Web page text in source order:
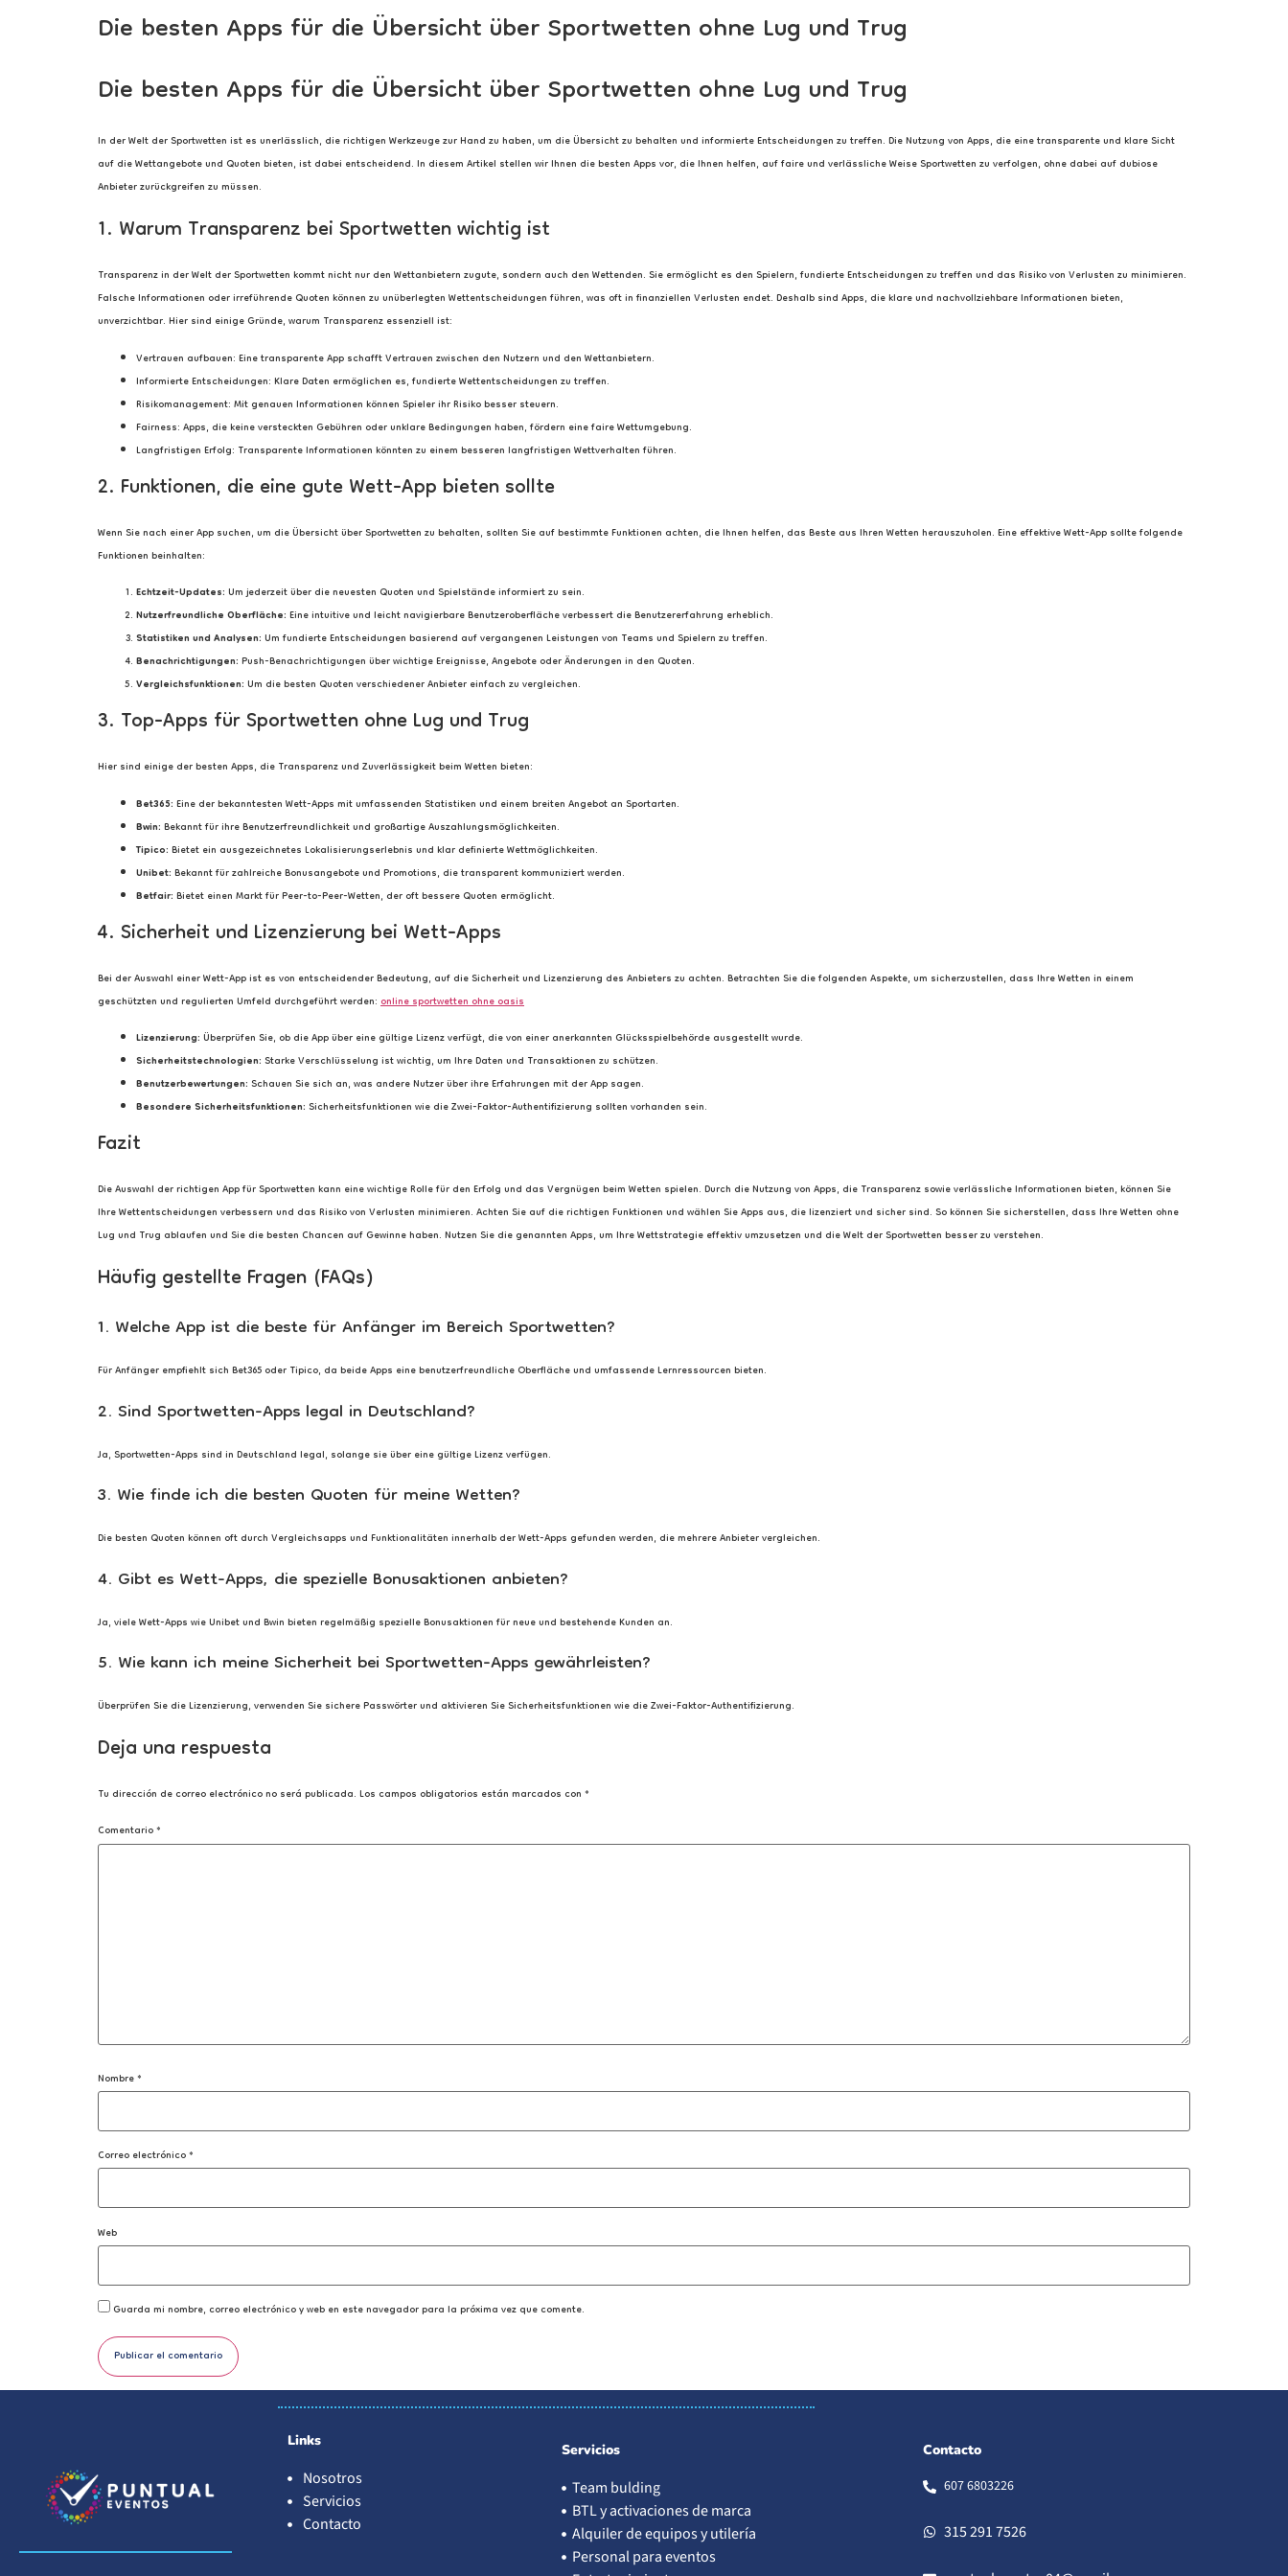
Die besten Apps für die Übersicht über Sportwetten ohne Lug und Trug
Die besten Apps für die Übersicht über Sportwetten ohne Lug und Trug
In der Welt der Sportwetten ist es unerlässlich, die richtigen Werkzeuge zur Hand zu haben, um die Übersicht zu behalten und informierte Entscheidungen zu treffen. Die Nutzung von Apps, die eine transparente und klare Sicht
auf die Wettangebote und Quoten bieten, ist dabei entscheidend. In diesem Artikel stellen wir Ihnen die besten Apps vor, die Ihnen helfen, auf faire und verlässliche Weise Sportwetten zu verfolgen, ohne dabei auf dubiose
Anbieter zurückgreifen zu müssen.
1. Warum Transparenz bei Sportwetten wichtig ist
Transparenz in der Welt der Sportwetten kommt nicht nur den Wettanbietern zugute, sondern auch den Wettenden. Sie ermöglicht es den Spielern, fundierte Entscheidungen zu treffen und das Risiko von Verlusten zu minimieren.
Falsche Informationen oder irreführende Quoten können zu unüberlegten Wettentscheidungen führen, was oft in finanziellen Verlusten endet. Deshalb sind Apps, die klare und nachvollziehbare Informationen bieten,
unverzichtbar. Hier sind einige Gründe, warum Transparenz essenziell ist:
Vertrauen aufbauen: Eine transparente App schafft Vertrauen zwischen den Nutzern und den Wettanbietern.
Informierte Entscheidungen: Klare Daten ermöglichen es, fundierte Wettentscheidungen zu treffen.
Risikomanagement: Mit genauen Informationen können Spieler ihr Risiko besser steuern.
Fairness: Apps, die keine versteckten Gebühren oder unklare Bedingungen haben, fördern eine faire Wettumgebung.
Langfristigen Erfolg: Transparente Informationen könnten zu einem besseren langfristigen Wettverhalten führen.
2. Funktionen, die eine gute Wett-App bieten sollte
Wenn Sie nach einer App suchen, um die Übersicht über Sportwetten zu behalten, sollten Sie auf bestimmte Funktionen achten, die Ihnen helfen, das Beste aus Ihren Wetten herauszuholen. Eine effektive Wett-App sollte folgende
Funktionen beinhalten:
Echtzeit-Updates:Um jederzeit über die neuesten Quoten und Spielstände informiert zu sein.
Nutzerfreundliche Oberfläche:Eine intuitive und leicht navigierbare Benutzeroberfläche verbessert die Benutzererfahrung erheblich.
Statistiken und Analysen:Um fundierte Entscheidungen basierend auf vergangenen Leistungen von Teams und Spielern zu treffen.
Benachrichtigungen:Push-Benachrichtigungen über wichtige Ereignisse, Angebote oder Änderungen in den Quoten.
Vergleichsfunktionen:Um die besten Quoten verschiedener Anbieter einfach zu vergleichen.
3. Top-Apps für Sportwetten ohne Lug und Trug
Hier sind einige der besten Apps, die Transparenz und Zuverlässigkeit beim Wetten bieten:
Bet365:Eine der bekanntesten Wett-Apps mit umfassenden Statistiken und einem breiten Angebot an Sportarten.
Bwin:Bekannt für ihre Benutzerfreundlichkeit und großartige Auszahlungsmöglichkeiten.
Tipico:Bietet ein ausgezeichnetes Lokalisierungserlebnis und klar definierte Wettmöglichkeiten.
Unibet:Bekannt für zahlreiche Bonusangebote und Promotions, die transparent kommuniziert werden.
Betfair:Bietet einen Markt für Peer-to-Peer-Wetten, der oft bessere Quoten ermöglicht.
4. Sicherheit und Lizenzierung bei Wett-Apps
Bei der Auswahl einer Wett-App ist es von entscheidender Bedeutung, auf die Sicherheit und Lizenzierung des Anbieters zu achten. Betrachten Sie die folgenden Aspekte, um sicherzustellen, dass Ihre Wetten in einem
geschützten und regulierten Umfeld durchgeführt werden:online sportwetten ohne oasis
Lizenzierung:Überprüfen Sie, ob die App über eine gültige Lizenz verfügt, die von einer anerkannten Glücksspielbehörde ausgestellt wurde.
Sicherheitstechnologien:Starke Verschlüsselung ist wichtig, um Ihre Daten und Transaktionen zu schützen.
Benutzerbewertungen:Schauen Sie sich an, was andere Nutzer über ihre Erfahrungen mit der App sagen.
Besondere Sicherheitsfunktionen:Sicherheitsfunktionen wie die Zwei-Faktor-Authentifizierung sollten vorhanden sein.
Fazit
Die Auswahl der richtigen App für Sportwetten kann eine wichtige Rolle für den Erfolg und das Vergnügen beim Wetten spielen. Durch die Nutzung von Apps, die Transparenz sowie verlässliche Informationen bieten, können Sie
Ihre Wettentscheidungen verbessern und das Risiko von Verlusten minimieren. Achten Sie auf die richtigen Funktionen und wählen Sie Apps aus, die lizenziert und sicher sind. So können Sie sicherstellen, dass Ihre Wetten ohne
Lug und Trug ablaufen und Sie die besten Chancen auf Gewinne haben. Nutzen Sie die genannten Apps, um Ihre Wettstrategie effektiv umzusetzen und die Welt der Sportwetten besser zu verstehen.
Häufig gestellte Fragen (FAQs)
1. Welche App ist die beste für Anfänger im Bereich Sportwetten?
Für Anfänger empfiehlt sich Bet365 oder Tipico, da beide Apps eine benutzerfreundliche Oberfläche und umfassende Lernressourcen bieten.
2. Sind Sportwetten-Apps legal in Deutschland?
Ja, Sportwetten-Apps sind in Deutschland legal, solange sie über eine gültige Lizenz verfügen.
3. Wie finde ich die besten Quoten für meine Wetten?
Die besten Quoten können oft durch Vergleichsapps und Funktionalitäten innerhalb der Wett-Apps gefunden werden, die mehrere Anbieter vergleichen.
4. Gibt es Wett-Apps, die spezielle Bonusaktionen anbieten?
Ja, viele Wett-Apps wie Unibet und Bwin bieten regelmäßig spezielle Bonusaktionen für neue und bestehende Kunden an.
5. Wie kann ich meine Sicherheit bei Sportwetten-Apps gewährleisten?
Überprüfen Sie die Lizenzierung, verwenden Sie sichere Passwörter und aktivieren Sie Sicherheitsfunktionen wie die Zwei-Faktor-Authentifizierung.
Deja una respuesta
Tu dirección de correo electrónico no será publicada.Los campos obligatorios están marcados con*
Comentario*
Nombre*
Correo electrónico*
Web
Guarda mi nombre, correo electrónico y web en este navegador para la próxima vez que comente.
Links
Nosotros
Servicios
Contacto
Servicios
Team bulding
BTL y activaciones de marca
Alquiler de equipos y utilería
Personal para eventos
Contacto
607 6803226
315 291 7526